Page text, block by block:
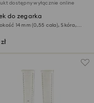
dostępny wyłącznie online
do zegarka
14 mm (0,55 cala), Skóra,